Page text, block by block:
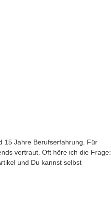
15 Jahre Berufserfahrung. Für
vertraut. Oft höre ich die Frage:
und Du kannst selbst